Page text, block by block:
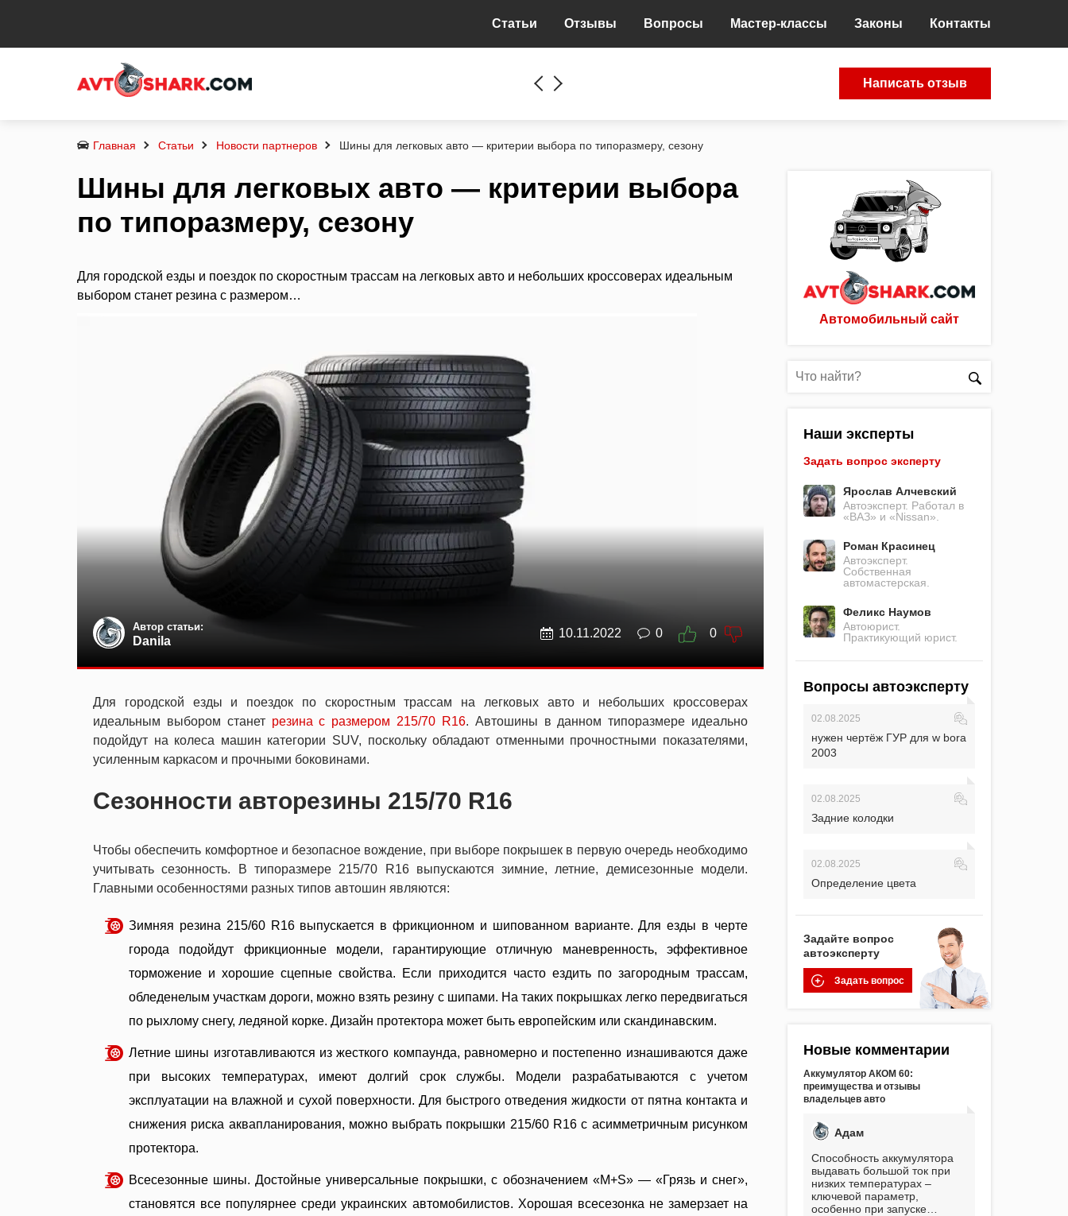
Статьи Отзывы Вопросы Мастер-классы Законы Контакты
Написать отзыв
Главная Статьи Новости партнеров Шины для легковых авто — критерии выбора по типоразмеру, сезону
Шины для легковых авто — критерии выбора
по типоразмеру, сезону
Для городской езды и поездок по скоростным трассам на легковых авто и небольших кроссоверах идеальным
выбором станет резина с размером…
Автор статьи:
Danila
10.11.2022 0 0
Для городской езды и поездок по скоростным трассам на легковых авто и небольших кроссоверах
идеальным выбором станет резина с размером 215/70 R16. Автошины в данном типоразмере идеально
подойдут на колеса машин категории SUV, поскольку обладают отменными прочностными показателями,
усиленным каркасом и прочными боковинами.
Сезонности авторезины 215/70 R16
Чтобы обеспечить комфортное и безопасное вождение, при выборе покрышек в первую очередь необходимо
учитывать сезонность. В типоразмере 215/70 R16 выпускаются зимние, летние, демисезонные модели.
Главными особенностями разных типов автошин являются:
Зимняя резина 215/60 R16 выпускается в фрикционном и шипованном варианте. Для езды в черте
города подойдут фрикционные модели, гарантирующие отличную маневренность, эффективное
торможение и хорошие сцепные свойства. Если приходится часто ездить по загородным трассам,
обледенелым участкам дороги, можно взять резину с шипами. На таких покрышках легко передвигаться
по рыхлому снегу, ледяной корке. Дизайн протектора может быть европейским или скандинавским.
Летние шины изготавливаются из жесткого компаунда, равномерно и постепенно изнашиваются даже
при высоких температурах, имеют долгий срок службы. Модели разрабатываются с учетом
эксплуатации на влажной и сухой поверхности. Для быстрого отведения жидкости от пятна контакта и
снижения риска аквапланирования, можно выбрать покрышки 215/60 R16 с асимметричным рисунком
протектора.
Всесезонные шины. Достойные универсальные покрышки, с обозначением «M+S» — «Грязь и снег»,
становятся все популярнее среди украинских автомобилистов. Хорошая всесезонка не замерзает на
Автомобильный сайт
Наши эксперты
Задать вопрос эксперту
Ярослав Алчевский
Автоэксперт. Работал в
«ВАЗ» и «Nissan».
Роман Красинец
Автоэксперт.
Собственная
автомастерская.
Феликс Наумов
Автоюрист.
Практикующий юрист.
Вопросы автоэксперту
02.08.2025
нужен чертёж ГУР для w bora
2003
02.08.2025
Задние колодки
02.08.2025
Определение цвета
Задайте вопрос
автоэксперту
Задать вопрос
Новые комментарии
Аккумулятор АКОМ 60:
преимущества и отзывы
владельцев авто
Адам
Способность аккумулятора
выдавать большой ток при
низких температурах –
ключевой параметр,
особенно при запуске